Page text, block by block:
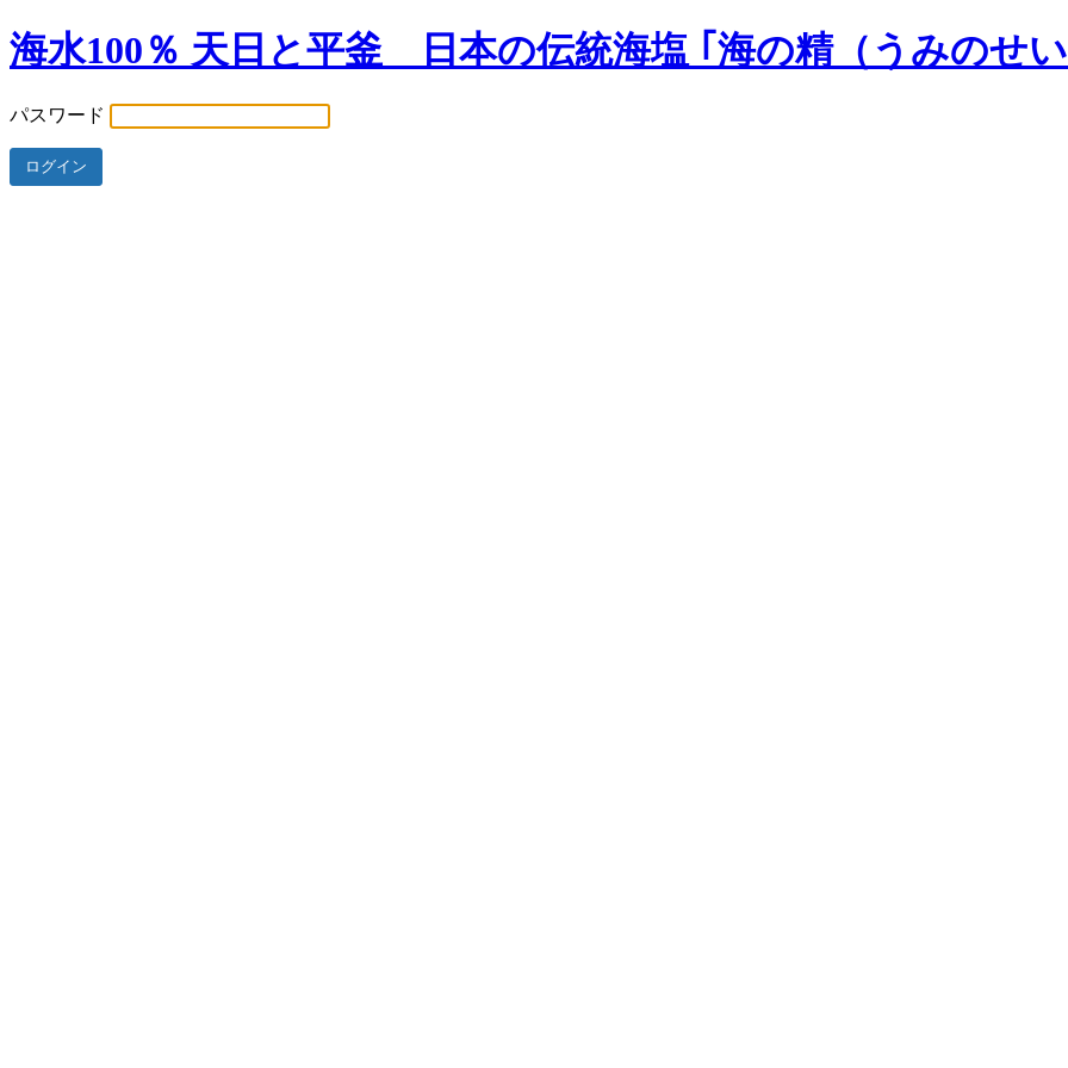
海水100％ 天日と平釜 日本の伝統海塩 ｢海の精（うみのせ
パスワード